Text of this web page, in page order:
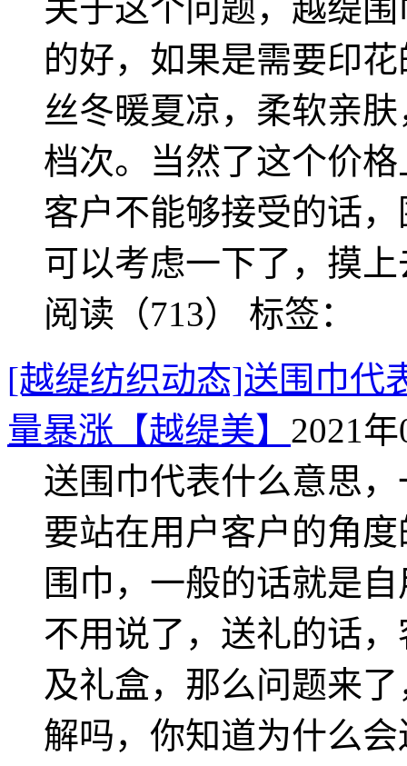
关于这个问题，越缇
的好，如果是需要印
丝冬暖夏凉，柔软亲
档次。当然了这个价
客户不能够接受的话
可以考虑一下了，摸
阅读（713） 标签：
[越缇纺织动态]送围巾代
量暴涨【越缇美】 2021
送围巾代表什么意思
要站在用户客户的角
围巾，一般的话就是
不用说了，送礼的话
及礼盒，那么问题来
解吗，你知道为什么